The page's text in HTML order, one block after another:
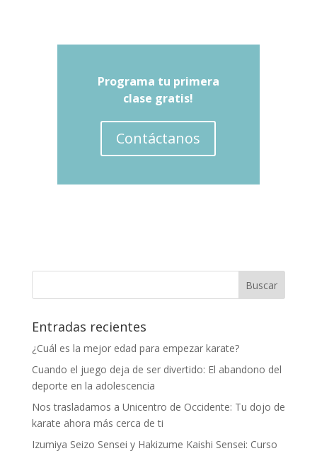
Programa tu primera
clase gratis!
Contáctanos
Entradas recientes
¿Cuál es la mejor edad para empezar karate?
Cuando el juego deja de ser divertido: El abandono del
deporte en la adolescencia
Nos trasladamos a Unicentro de Occidente: Tu dojo de
karate ahora más cerca de ti
Izumiya Seizo Sensei y Hakizume Kaishi Sensei: Curso